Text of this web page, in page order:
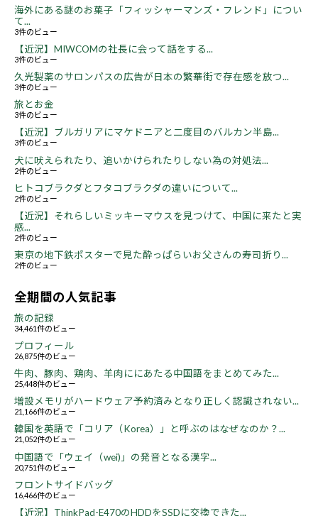
海外にある謎のお菓子「フィッシャーマンズ・フレンド」につい
て...
3件のビュー
【近況】MIWCOMの社長に会って話をする...
3件のビュー
久光製薬のサロンパスの広告が日本の繁華街で存在感を放つ...
3件のビュー
旅とお金
3件のビュー
【近況】ブルガリアにマケドニアと二度目のバルカン半島...
3件のビュー
犬に吠えられたり、追いかけられたりしない為の対処法...
2件のビュー
ヒトコブラクダとフタコブラクダの違いについて...
2件のビュー
【近況】それらしいミッキーマウスを見つけて、中国に来たと実
感...
2件のビュー
東京の地下鉄ポスターで見た酔っぱらいお父さんの寿司折り...
2件のビュー
全期間の人気記事
旅の記録
34,461件のビュー
プロフィール
26,875件のビュー
牛肉、豚肉、鶏肉、羊肉ににあたる中国語をまとめてみた...
25,448件のビュー
増設メモリがハードウェア予約済みとなり正しく認識されない...
21,166件のビュー
韓国を英語で「コリア（Korea）」と呼ぶのはなぜなのか？...
21,052件のビュー
中国語で「ウェイ（wei)」の発音となる漢字...
20,751件のビュー
フロントサイドバッグ
16,466件のビュー
【近況】ThinkPad-E470のHDDをSSDに交換できた...